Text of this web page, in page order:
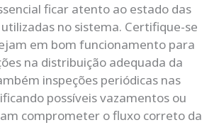
ficar atento ao estado das
utilizadas no sistema. Certifique-se
em bom funcionamento para
na distribuição adequada da
inspeções periódicas nas
possíveis vazamentos ou
comprometer o fluxo correto da